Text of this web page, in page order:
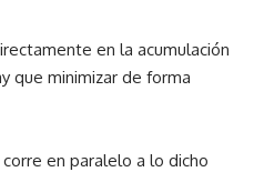
en la acumulación
que minimizar de forma
en paralelo a lo dicho